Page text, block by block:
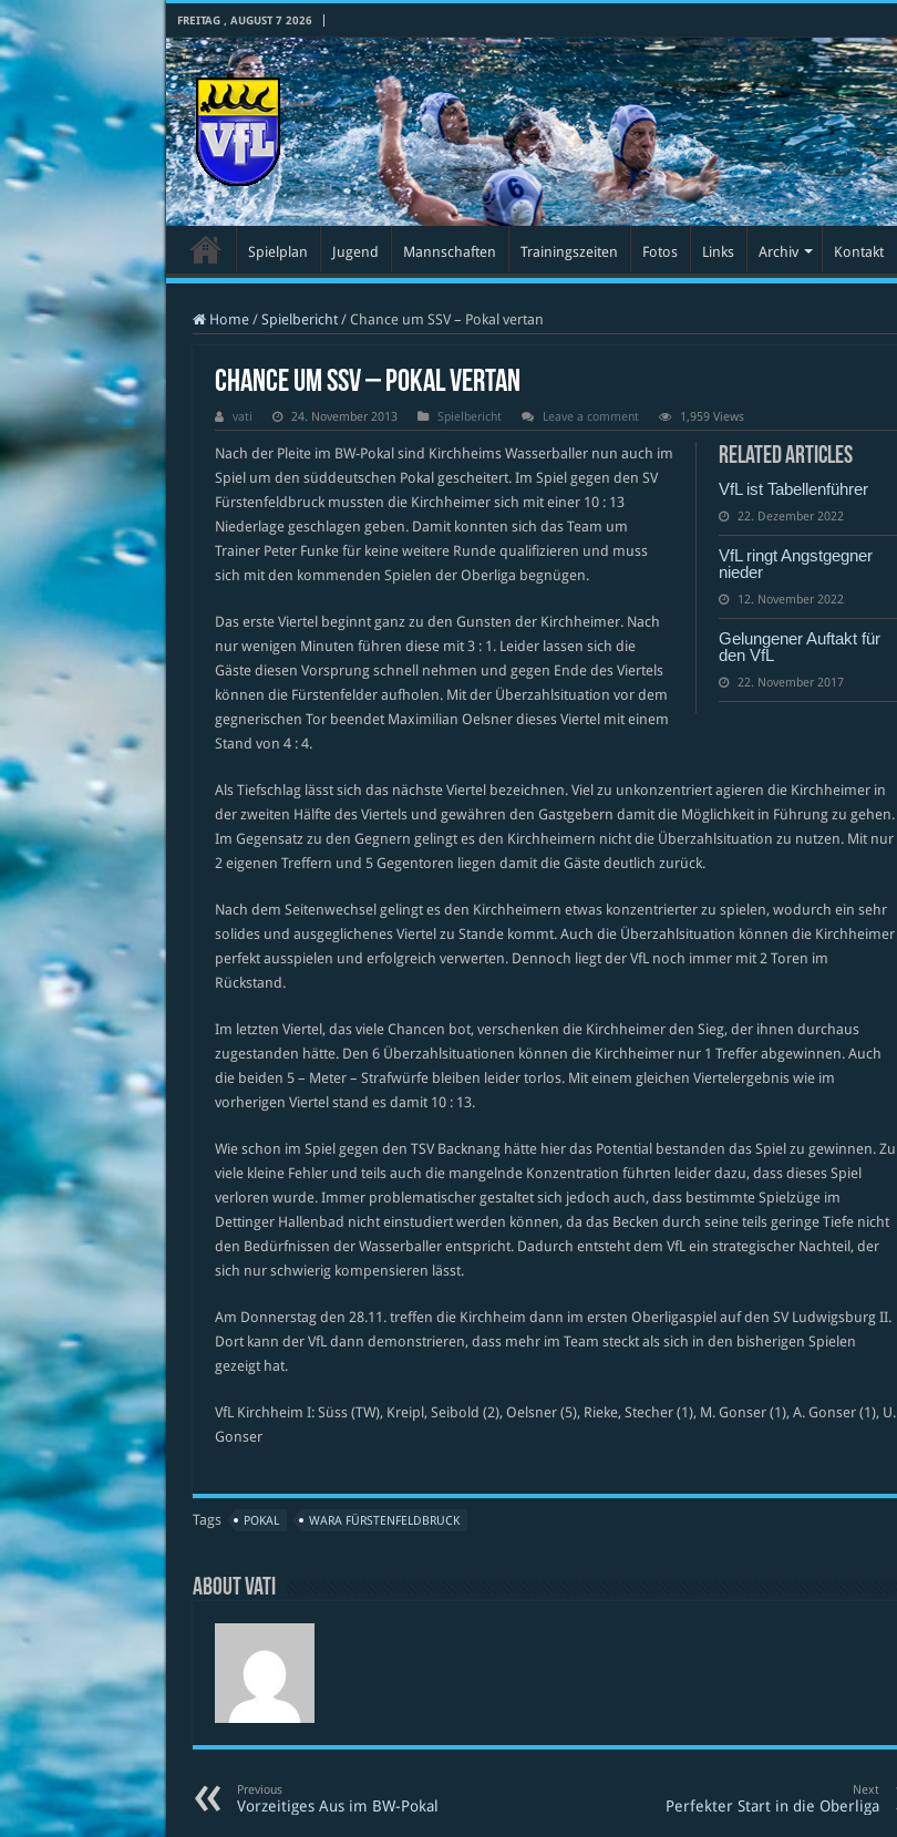
FREITAG , AUGUST 7 2026
Spielplan Jugend Mannschaften Trainingszeiten Fotos Links Archiv Kontakt
Home / Spielbericht / Chance um SSV – Pokal vertan
Chance um SSV – Pokal vertan
vati 24. November 2013 Spielbericht Leave a comment 1,959 Views
Related Articles
VfL ist Tabellenführer
22. Dezember 2022
VfL ringt Angstgegner
nieder
12. November 2022
Gelungener Auftakt für
den VfL
22. November 2017
Nach der Pleite im BW-Pokal sind Kirchheims Wasserballer nun auch im
Spiel um den süddeutschen Pokal gescheitert. Im Spiel gegen den SV
Fürstenfeldbruck mussten die Kirchheimer sich mit einer 10 : 13
Niederlage geschlagen geben. Damit konnten sich das Team um
Trainer Peter Funke für keine weitere Runde qualifizieren und muss
sich mit den kommenden Spielen der Oberliga begnügen.
Das erste Viertel beginnt ganz zu den Gunsten der Kirchheimer. Nach
nur wenigen Minuten führen diese mit 3 : 1. Leider lassen sich die
Gäste diesen Vorsprung schnell nehmen und gegen Ende des Viertels
können die Fürstenfelder aufholen. Mit der Überzahlsituation vor dem
gegnerischen Tor beendet Maximilian Oelsner dieses Viertel mit einem
Stand von 4 : 4.
Als Tiefschlag lässt sich das nächste Viertel bezeichnen. Viel zu unkonzentriert agieren die Kirchheimer in
der zweiten Hälfte des Viertels und gewähren den Gastgebern damit die Möglichkeit in Führung zu gehen.
Im Gegensatz zu den Gegnern gelingt es den Kirchheimern nicht die Überzahlsituation zu nutzen. Mit nur
2 eigenen Treffern und 5 Gegentoren liegen damit die Gäste deutlich zurück.
Nach dem Seitenwechsel gelingt es den Kirchheimern etwas konzentrierter zu spielen, wodurch ein sehr
solides und ausgeglichenes Viertel zu Stande kommt. Auch die Überzahlsituation können die Kirchheimer
perfekt ausspielen und erfolgreich verwerten. Dennoch liegt der VfL noch immer mit 2 Toren im
Rückstand.
Im letzten Viertel, das viele Chancen bot, verschenken die Kirchheimer den Sieg, der ihnen durchaus
zugestanden hätte. Den 6 Überzahlsituationen können die Kirchheimer nur 1 Treffer abgewinnen. Auch
die beiden 5 – Meter – Strafwürfe bleiben leider torlos. Mit einem gleichen Viertelergebnis wie im
vorherigen Viertel stand es damit 10 : 13.
Wie schon im Spiel gegen den TSV Backnang hätte hier das Potential bestanden das Spiel zu gewinnen. Zu
viele kleine Fehler und teils auch die mangelnde Konzentration führten leider dazu, dass dieses Spiel
verloren wurde. Immer problematischer gestaltet sich jedoch auch, dass bestimmte Spielzüge im
Dettinger Hallenbad nicht einstudiert werden können, da das Becken durch seine teils geringe Tiefe nicht
den Bedürfnissen der Wasserballer entspricht. Dadurch entsteht dem VfL ein strategischer Nachteil, der
sich nur schwierig kompensieren lässt.
Am Donnerstag den 28.11. treffen die Kirchheim dann im ersten Oberligaspiel auf den SV Ludwigsburg II.
Dort kann der VfL dann demonstrieren, dass mehr im Team steckt als sich in den bisherigen Spielen
gezeigt hat.
VfL Kirchheim I: Süss (TW), Kreipl, Seibold (2), Oelsner (5), Rieke, Stecher (1), M. Gonser (1), A. Gonser (1), U.
Gonser
Tags POKAL WARA FÜRSTENFELDBRUCK
About vati
Previous
Vorzeitiges Aus im BW-Pokal
Next
Perfekter Start in die Oberliga